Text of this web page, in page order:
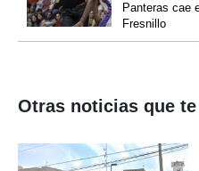
Panteras cae
Fresnillo
Otras noticias que